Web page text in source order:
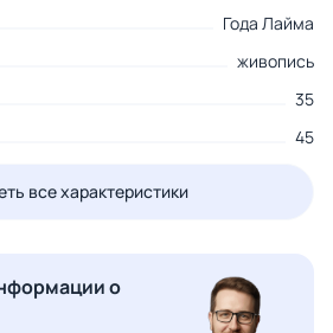
Года Лайма
живопись
35
45
все характеристики
о